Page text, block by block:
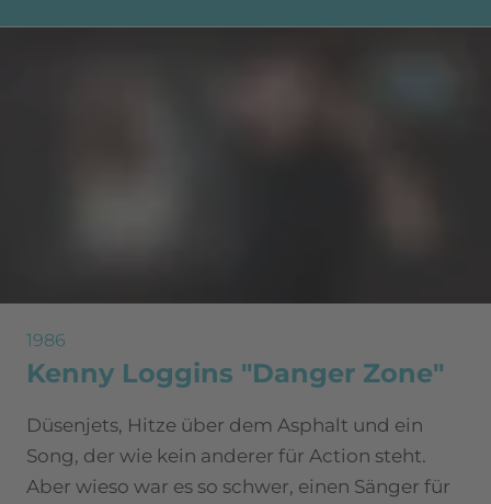
1986
Kenny Loggins "Danger Zone"
Düsenjets, Hitze über dem Asphalt und ein
Song, der wie kein anderer für Action steht.
Aber wieso war es so schwer, einen Sänger für